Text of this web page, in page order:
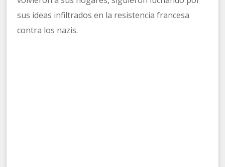
sus ideas infiltrados en la resistencia francesa
contra los nazis.